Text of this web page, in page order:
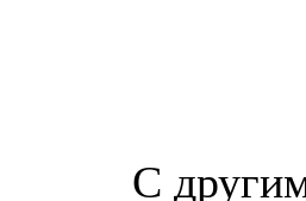
С другими